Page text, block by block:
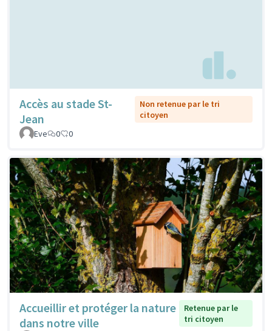
Accès au stade St-
Jean
Non retenue par le tri
citoyen
Eve
0 0
Accueillir et protéger la nature
dans notre ville
Retenue par le
tri citoyen